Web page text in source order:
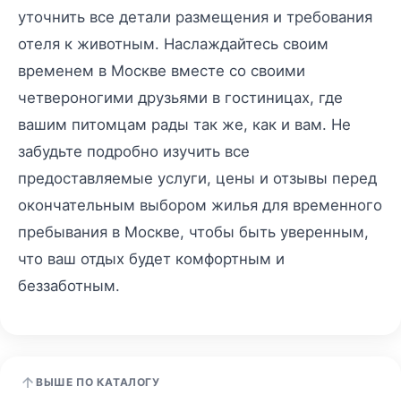
уточнить все детали размещения и требования
отеля к животным. Наслаждайтесь своим
временем в Москве вместе со своими
четвероногими друзьями в гостиницах, где
вашим питомцам рады так же, как и вам. Не
забудьте подробно изучить все
предоставляемые услуги, цены и отзывы перед
окончательным выбором жилья для временного
пребывания в Москве, чтобы быть уверенным,
что ваш отдых будет комфортным и
беззаботным.
ВЫШЕ ПО КАТАЛОГУ